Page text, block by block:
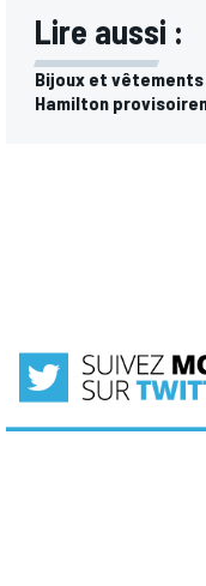
Lire aussi :
Bijoux et
Hamilton